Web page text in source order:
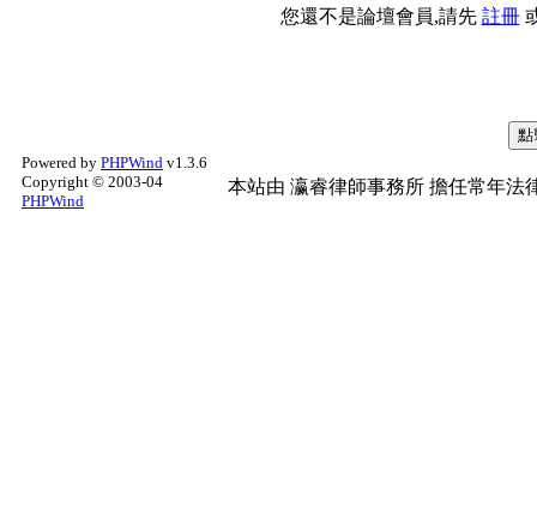
您還不是論壇會員,請先 註冊
Powered by PHPWind v1.3.6
Copyright © 2003-04
PHPWind
本站由 瀛睿律師事務所 擔任常年法